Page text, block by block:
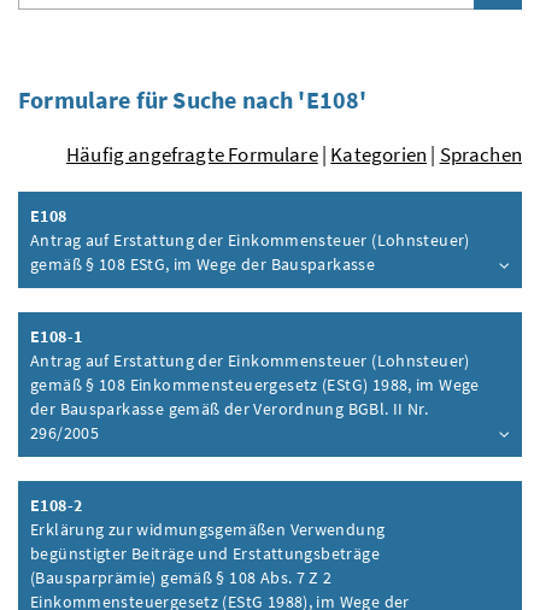
Formulare für Suche nach 'E108'
Häufig angefragte Formulare| Kategorien | Sprachen
E108
Antrag auf Erstattung der Einkommensteuer (Lohnsteuer)
gemäß § 108 EStG, im Wege der Bausparkasse
Inhalt aufklappen
E108-1
Antrag auf Erstattung der Einkommensteuer (Lohnsteuer)
gemäß § 108 Einkommensteuergesetz (EStG) 1988, im Wege
der Bausparkasse gemäß der Verordnung BGBl. II Nr.
296/2005
Inhalt aufklappen
E108-2
Erklärung zur widmungsgemäßen Verwendung
begünstigter Beiträge und Erstattungsbeträge
(Bausparprämie) gemäß § 108 Abs. 7 Z 2
Einkommensteuergesetz (EStG 1988), im Wege der